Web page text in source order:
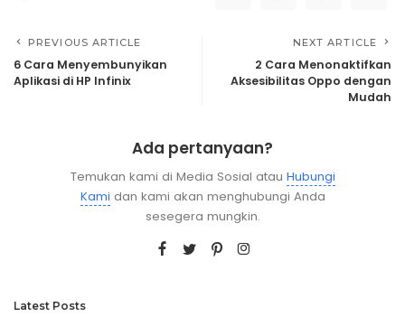
PREVIOUS ARTICLE
6 Cara Menyembunyikan
Aplikasi di HP Infinix
NEXT ARTICLE
2 Cara Menonaktifkan
Aksesibilitas Oppo dengan
Mudah
Ada pertanyaan?
Temukan kami di Media Sosial atau Hubungi
Kami dan kami akan menghubungi Anda
sesegera mungkin.
Latest Posts